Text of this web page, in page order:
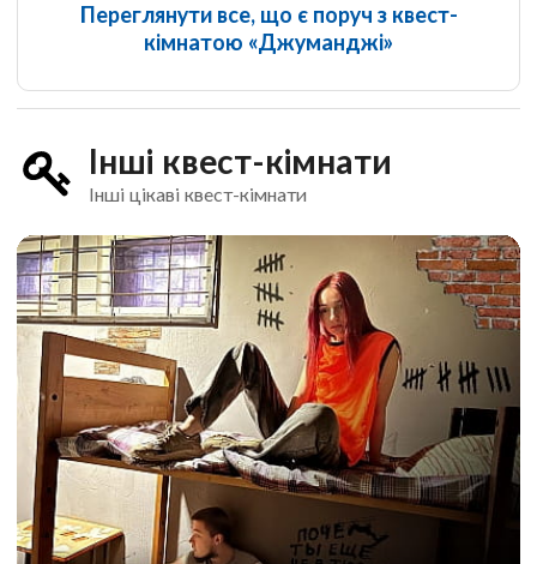
Переглянути все, що є поруч з квест-
кімнатою «Джуманджі»
Інші квест-кімнати
Інші цікаві квест-кімнати